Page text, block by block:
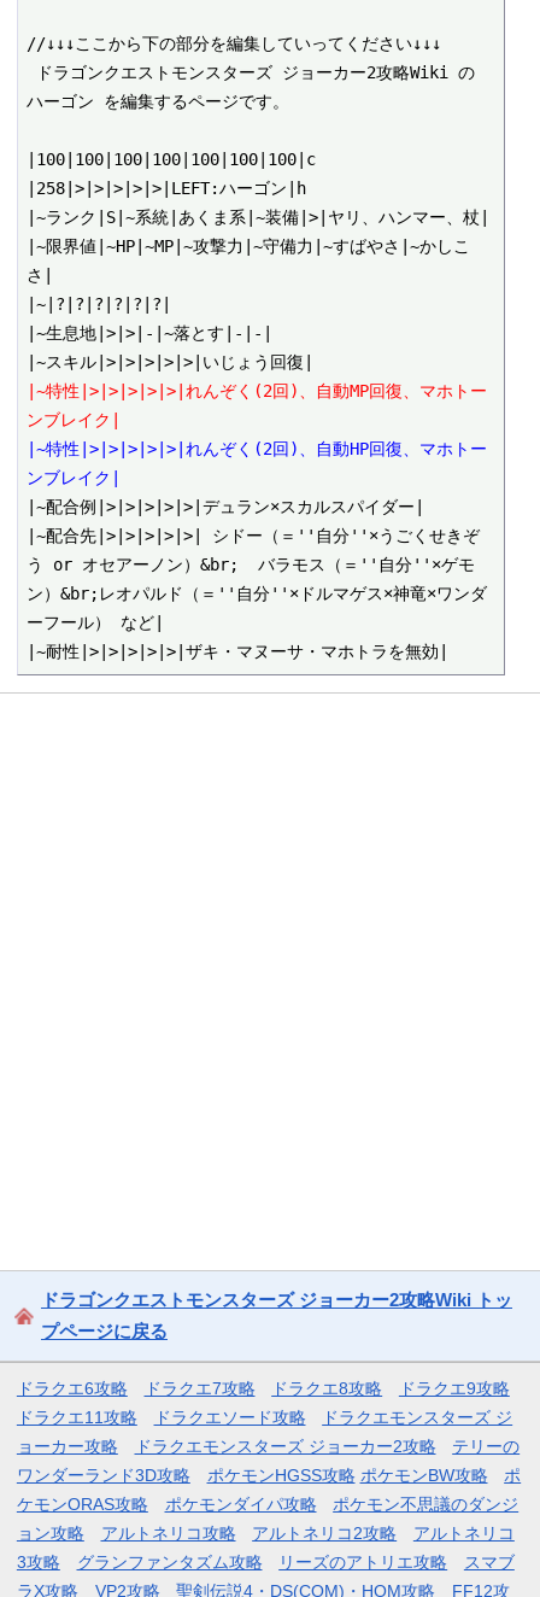
//↓↓↓ここから下の部分を編集していってください↓↓↓
ハーゴン を編集するページです。
|100|100|100|100|100|100|100|c
|258|>|>|>|>|>|LEFT:ハーゴン|h
|~ランク|S|~系統|あくま系|~装備|>|ヤリ、ハンマー、杖|
|~限界値|~HP|~MP|~攻撃力|~守備力|~すばやさ|~かしこ
さ|
|~|?|?|?|?|?|?|
|~生息地|>|>|-|~落とす|-|-|
|~特性|>|>|>|>|>|れんぞく(2回)、自動MP回復、マホトー
ンブレイク|
|~特性|>|>|>|>|>|れんぞく(2回)、自動HP回復、マホトー
ンブレイク|
|~配合例|>|>|>|>|>|デュラン×スカルスパイダー|
|~配合先|>|>|>|>|>| シドー（＝''自分''×うごくせきぞ
う or オセアーノン）&br;  バラモス（＝''自分''×ゲモ
ン）&br;レオパルド（＝''自分''×ドルマゲス×神竜×ワンダ
ーフール） など|
ドラゴンクエストモンスターズ ジョーカー2攻略Wiki トッ
プページに戻る
ドラクエ6攻略 ドラクエ7攻略 ドラクエ8攻略
ドラクエ9攻略
ドラクエ11攻略
ドラクエソード攻略
ドラクエモンスターズ ジ
ョーカー攻略
ドラクエモンスターズ ジョーカー2攻略
テリーの
ワンダーランド3D攻略
ポケモンHGSS攻略 ポケモンBW攻略
ポ
ケモンORAS攻略
ポケモンダイパ攻略
ポケモン不思議のダンジ
ョン攻略
アルトネリコ攻略 アルトネリコ2攻略
アルトネリコ
3攻略
グランファンタズム攻略 リーズのアトリエ攻略
スマブ
ラX攻略
VP2攻略 聖剣伝説4・DS(COM)・HOM攻略 FF12攻